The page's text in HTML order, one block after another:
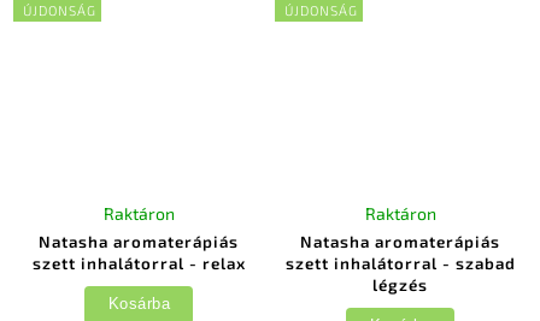
ÚJDONSÁG
Natasha aromaterápiás
szett inhalátorral - relax
Raktáron
Kosárba
ÚJDONSÁG
Natasha aromaterápiás
szett inhalátorral - szabad
légzés
Raktáron